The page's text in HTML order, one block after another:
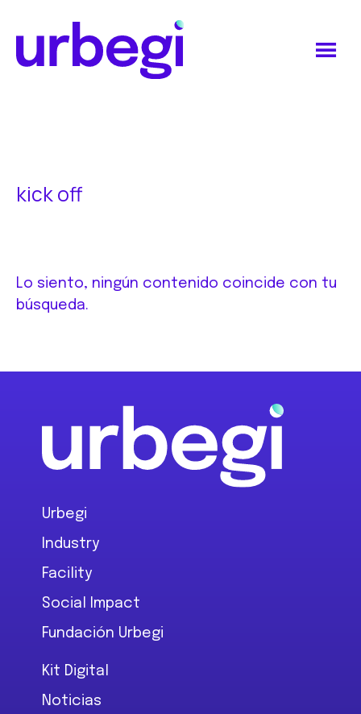
contenido
pie
kick off
Lo siento, ningún contenido coincide con tu
búsqueda.
Footer
Urbegi
Industry
Facility
Social Impact
Fundación Urbegi
Kit Digital
Noticias